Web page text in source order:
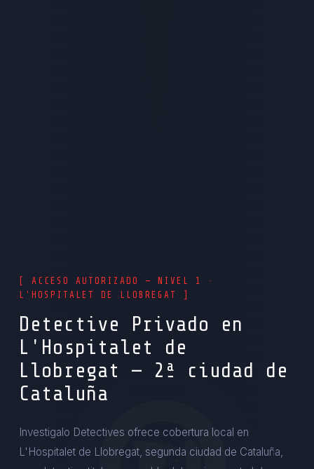
[ ACCESO AUTORIZADO — NIVEL 1 ·
L'HOSPITALET DE LLOBREGAT ]
Detective Privado en
L'Hospitalet de
Llobregat — 2ª ciudad de
Cataluña
Investigalo Detectives ofrece cobertura local en
L'Hospitalet de Llobregat, segunda ciudad de Cataluña,